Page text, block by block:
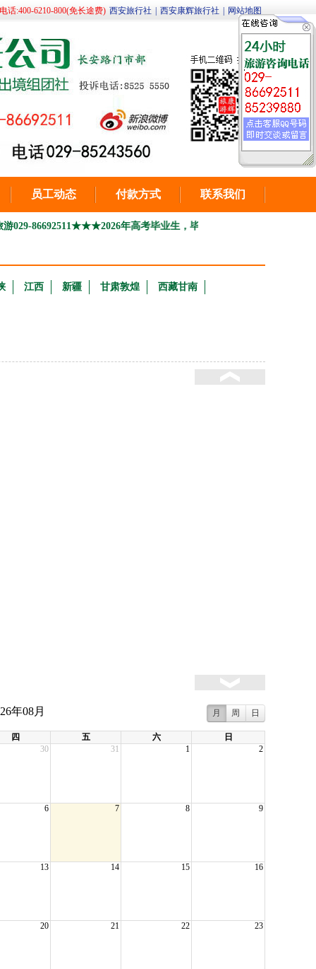
话:400-6210-800(免长途费) 西安旅行社 西安康辉旅行社 网站地图
员工动态 付款方式 联系我们
★★★2026年高考毕业生，毕业季季青春之旅 毕业旅行
江西 新疆 甘肃敦煌
西藏甘南
年08月 月 周 日
四 五 六
日
30 31 1 2
6 7 8 9
13 14 15 16
20 21 22 23